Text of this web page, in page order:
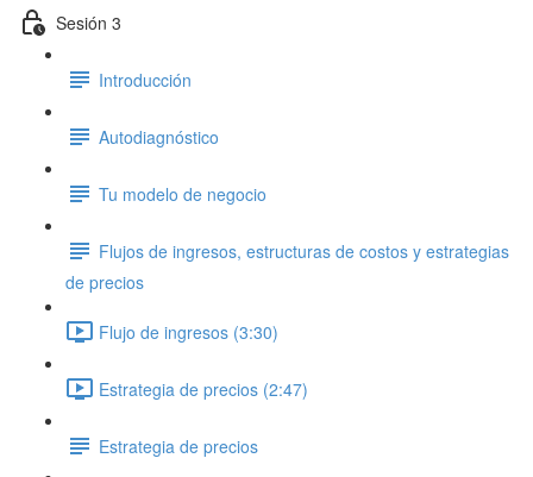
Sesión 3
Introducción
Autodiagnóstico
Tu modelo de negocio
Flujos de ingresos, estructuras de costos y estrategias
de precios
Flujo de ingresos (3:30)
Estrategia de precios (2:47)
Estrategia de precios